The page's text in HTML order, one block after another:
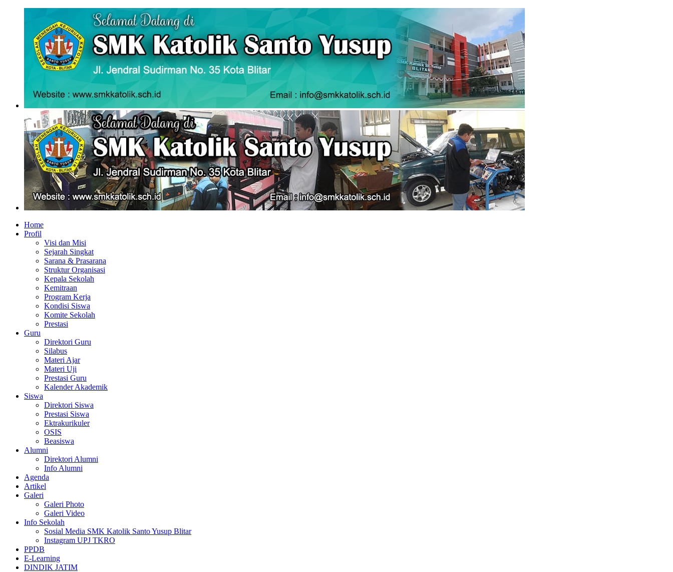
Home
Profil
Visi dan Misi
Sejarah Singkat
Sarana & Prasarana
Struktur Organisasi
Kepala Sekolah
Kemitraan
Program Kerja
Kondisi Siswa
Komite Sekolah
Prestasi
Guru
Direktori Guru
Silabus
Materi Ajar
Materi Uji
Prestasi Guru
Kalender Akademik
Siswa
Direktori Siswa
Prestasi Siswa
Ektrakurikuler
OSIS
Beasiswa
Alumni
Direktori Alumni
Info Alumni
Agenda
Artikel
Galeri
Galeri Photo
Galeri Video
Info Sekolah
Sosial Media SMK Katolik Santo Yusup Blitar
Instagram UPJ TKRO
PPDB
E-Learning
DINDIK JATIM